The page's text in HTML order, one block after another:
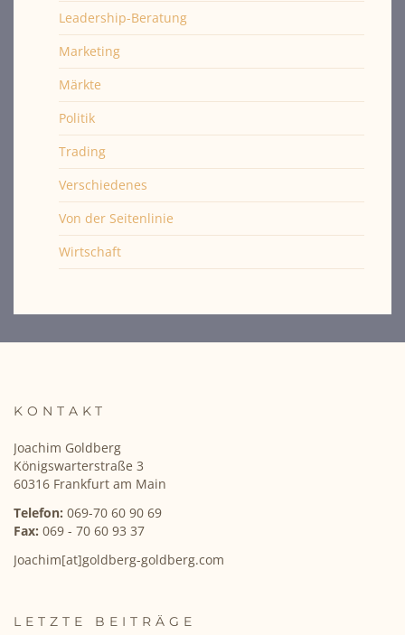
Leadership-Beratung
Marketing
Märkte
Politik
Trading
Verschiedenes
Von der Seitenlinie
Wirtschaft
KONTAKT
Joachim Goldberg
Königswarterstraße 3
60316 Frankfurt am Main
Telefon: 069-70 60 90 69
Fax: 069 - 70 60 93 37
Joachim[at]goldberg-goldberg.com
LETZTE BEITRÄGE